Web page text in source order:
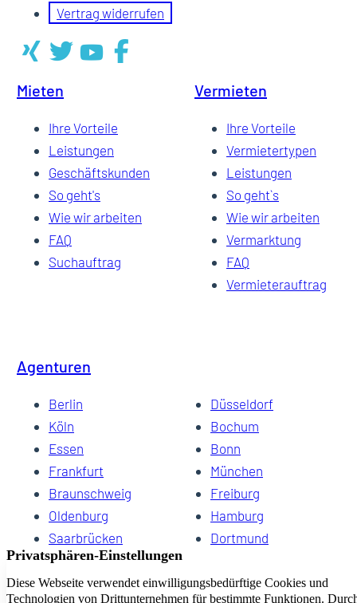
Vertrag widerrufen
Mieten
Ihre Vorteile
Leistungen
Geschäftskunden
So geht's
Wie wir arbeiten
FAQ
Suchauftrag
Vermieten
Ihre Vorteile
Vermietertypen
Leistungen
So geht`s
Wie wir arbeiten
Vermarktung
FAQ
Vermieterauftrag
Agenturen
Berlin
Düsseldorf
Köln
Bochum
Essen
Bonn
Frankfurt
München
Braunschweig
Freiburg
Oldenburg
Hamburg
Saarbrücken
Dortmund
Hannover
Dresden
Kiel